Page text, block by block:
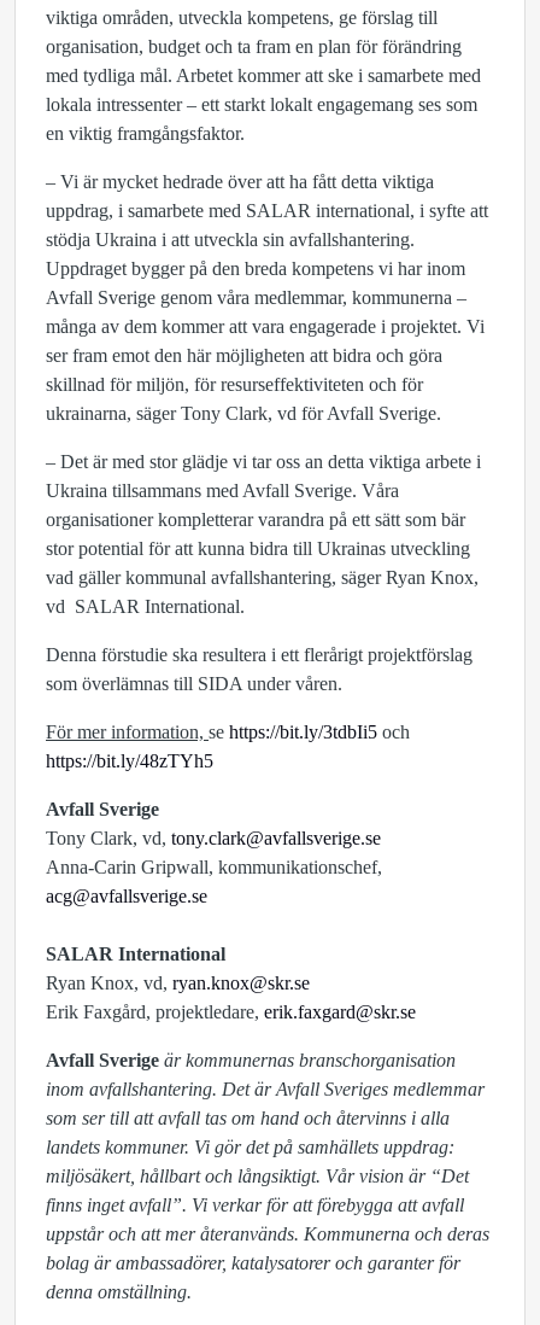
viktiga områden, utveckla kompetens, ge förslag till
organisation, budget och ta fram en plan för förändring
med tydliga mål. Arbetet kommer att ske i samarbete med
lokala intressenter – ett starkt lokalt engagemang ses som
en viktig framgångsfaktor.
– Vi är mycket hedrade över att ha fått detta viktiga
uppdrag, i samarbete med SALAR international, i syfte att
stödja Ukraina i att utveckla sin avfallshantering.
Uppdraget bygger på den breda kompetens vi har inom
Avfall Sverige genom våra medlemmar, kommunerna –
många av dem kommer att vara engagerade i projektet. Vi
ser fram emot den här möjligheten att bidra och göra
skillnad för miljön, för resurseffektiviteten och för
ukrainarna, säger Tony Clark, vd för Avfall Sverige.
– Det är med stor glädje vi tar oss an detta viktiga arbete i
Ukraina tillsammans med Avfall Sverige. Våra
organisationer kompletterar varandra på ett sätt som bär
stor potential för att kunna bidra till Ukrainas utveckling
vad gäller kommunal avfallshantering, säger Ryan Knox,
vd SALAR International.
Denna förstudie ska resultera i ett flerårigt projektförslag
som överlämnas till SIDA under våren.
För mer information, se https://bit.ly/3tdbIi5 och
https://bit.ly/48zTYh5
Avfall Sverige
Tony Clark, vd, tony.clark@avfallsverige.se
Anna-Carin Gripwall, kommunikationschef,
acg@avfallsverige.se
SALAR International
Ryan Knox, vd, ryan.knox@skr.se
Erik Faxgård, projektledare, erik.faxgard@skr.se
Avfall Sverige är kommunernas branschorganisation
inom avfallshantering. Det är Avfall Sveriges medlemmar
som ser till att avfall tas om hand och återvinns i alla
landets kommuner. Vi gör det på samhällets uppdrag:
miljösäkert, hållbart och långsiktigt. Vår vision är “Det
finns inget avfall”. Vi verkar för att förebygga att avfall
uppstår och att mer återanvänds. Kommunerna och deras
bolag är ambassadörer, katalysatorer och garanter för
denna omställning.